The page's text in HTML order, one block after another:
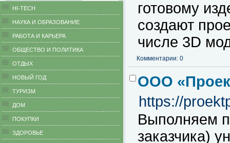
HI-TECH
НАУКА И ОБРАЗОВАНИЕ
РАБОТА И КАРЬЕРА
ОБЩЕСТВО И ПОЛИТИКА
ОТДЫХ
НОВЫЙ ГОД
ТУРИЗМ
ДОМ
ПОКУПКИ
ЗДОРОВЬЕ
готовому
создают
числе 3D
Комментарии: 0
ООО
https://
Выполняем
заказчика)